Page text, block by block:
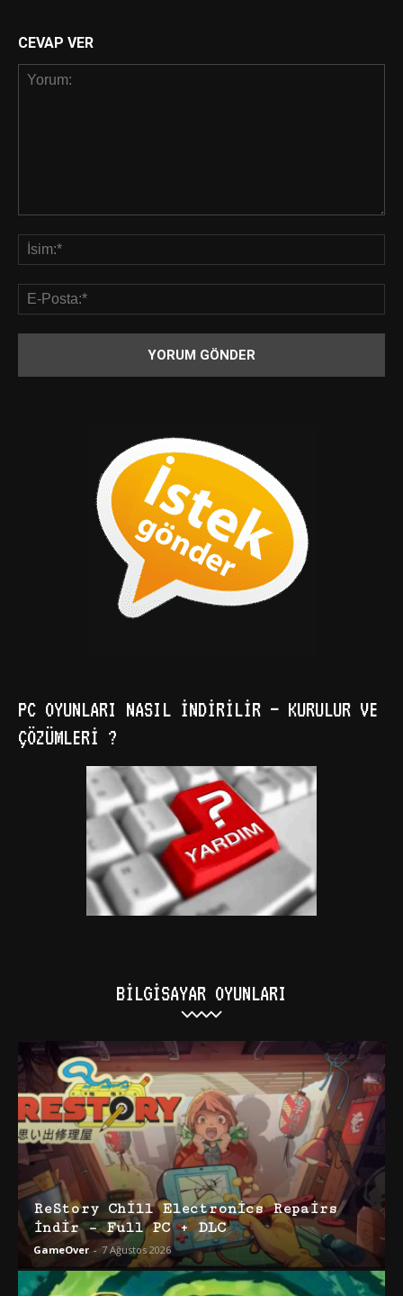
CEVAP VER
PC OYUNLARI NASIL İNDIRILIR – KURULUR VE
ÇÖZÜMLERI ?
BILGISAYAR OYUNLARI
ReStory Chill Electronics Repairs
İndir – Full PC + DLC
GameOver - 7 Ağustos 2026